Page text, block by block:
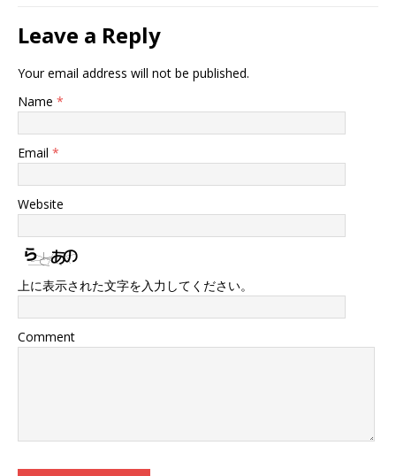
Leave a Reply
Your email address will not be published.
Name *
Email *
Website
上に表示された文字を入力してください。
Comment